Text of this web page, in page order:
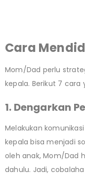
Cara
Mom/Dad perlu
kepala. Berikut 7 cara
1. Dengarkan
Melakukan
kepala bisa menjadi
oleh anak, Mom/Dad
dahulu. Jadi,